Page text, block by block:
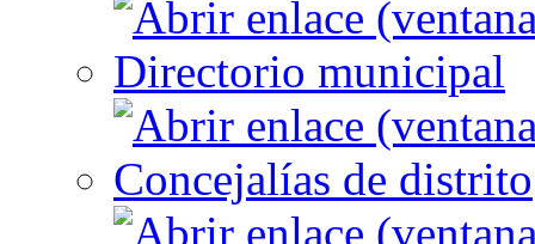
Directorio municipal
Concejalías de distrito